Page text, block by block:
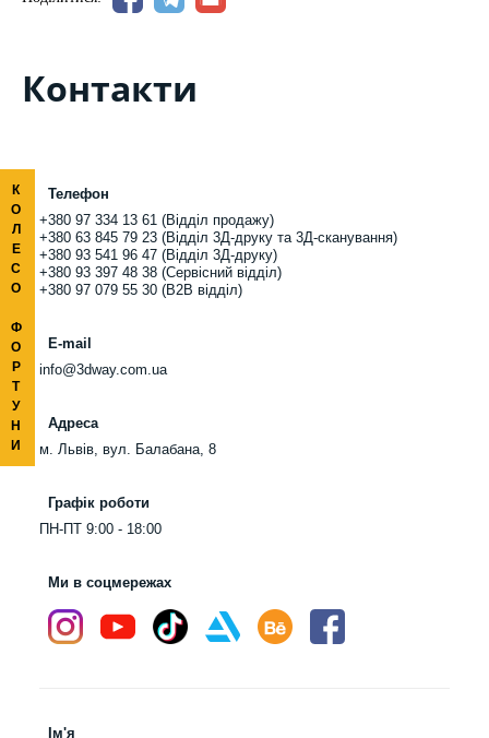
Контакти
Телефон
+380 97 334 13 61 (Відділ продажу)
+380 63 845 79 23 (Відділ 3Д-друку та 3Д-сканування)
+380 93 541 96 47 (Відділ 3Д-друку)
+380 93 397 48 38 (Сервісний відділ)
+380 97 079 55 30 (B2B відділ)
E-mail
info@3dway.com.ua
Адреса
м. Львів, вул. Балабана, 8
Графік роботи
ПН-ПТ 9:00 - 18:00
Ми в соцмережах
Ім'я
К
О
Л
Е
С
О
Ф
О
Р
Т
У
Н
И